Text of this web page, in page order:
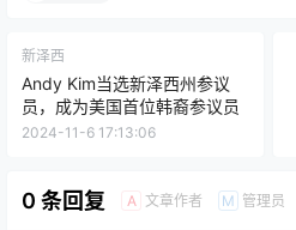
新泽西
Andy Kim当选新泽西州参议
员，成为美国首位韩裔参议员
2024-11-6 17:13:06
0 条回复 A 文章作者 M 管理员